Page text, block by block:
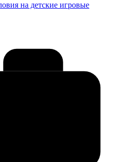
на детские игровые